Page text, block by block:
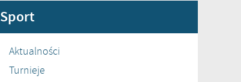
Sport
Aktualności
Turnieje